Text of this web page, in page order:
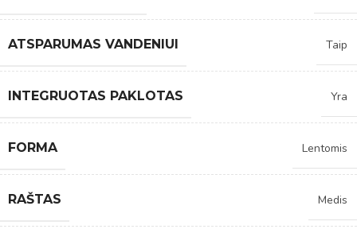
ATSPARUMAS VANDENIUI Taip
INTEGRUOTAS PAKLOTAS Yra
FORMA Lentomis
RAŠTAS Medis